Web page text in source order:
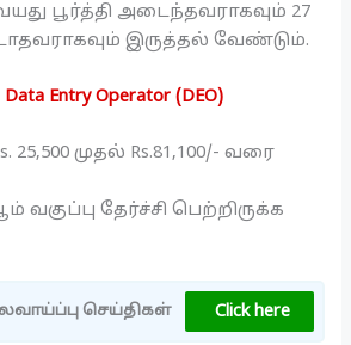
பூர்த்தி அடைந்தவராகவும் 27
இருத்தல் வேண்டும்.
Entry Operator (DEO)
25,500 முதல் Rs.81,100/- வரை
வகுப்பு தேர்ச்சி பெற்றிருக்க
செய்திகள் Click here